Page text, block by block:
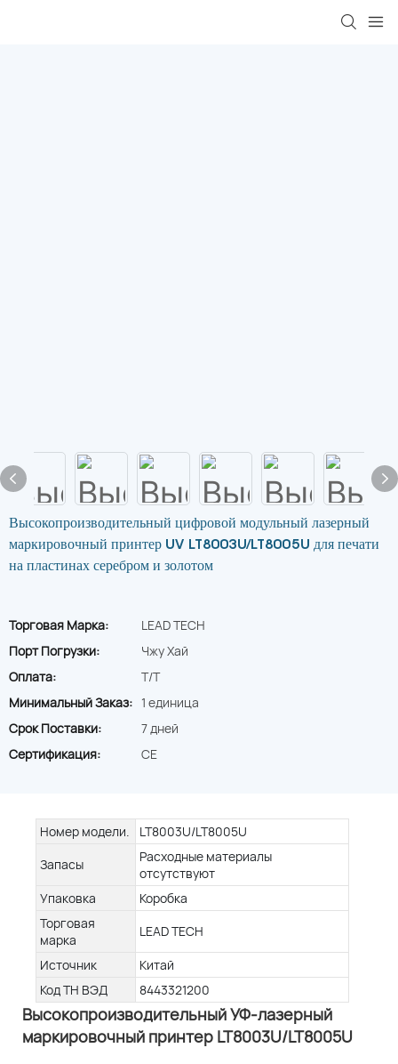
Высокопроизводительный цифровой модульный лазерный
маркировочный принтер UV LT8003U/LT8005U для печати
на пластинах серебром и золотом
Торговая Марка:
LEAD TECH
Порт Погрузки:
Чжу Хай
Оплата:
T/T
Минимальный Заказ: 1 единица
Срок Поставки:
7 дней
Сертификация:
CE
Номер модели.
LT8003U/LT8005U
Запасы
Расходные материалы
отсутствуют
Упаковка
Коробка
Торговая
марка
LEAD TECH
Источник
Китай
Код ТН ВЭД
8443321200
Высокопроизводительный УФ-лазерный
маркировочный принтер LT8003U/LT8005U